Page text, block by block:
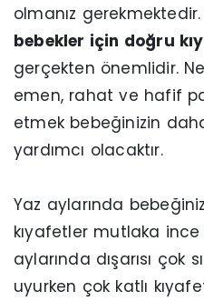
olmanız gerekmektedir.
bebekler için doğru
gerçekten önemlidir.
emen, rahat ve hafif
etmek bebeğinizin
yardımcı olacaktır.
Yaz aylarında
kıyafetler mutlaka ince
aylarında dışarısı çok
uyurken çok katlı